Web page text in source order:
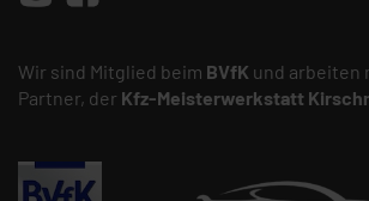
Wir sind Mitglied beim BVfK und arbeiten
Partner, der Kfz-Meisterwerkstatt